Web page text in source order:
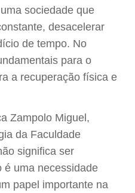
sociedade que
desacelerar
de tempo. No
para o
a recuperação física e
Zampolo Miguel,
da Faculdade
significa ser
é uma necessidade
papel importante na